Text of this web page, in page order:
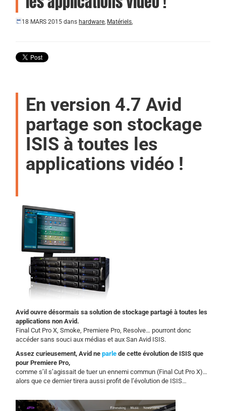
18 MARS 2015 dans hardware, Matériels,
En version 4.7 Avid
partage son stockage
ISIS à toutes les
applications vidéo !
Avid ouvre désormais sa solution de stockage partagé à toutes les
applications non Avid.
Final Cut Pro X, Smoke, Premiere Pro, Resolve… pourront donc
accéder sans souci aux médias et aux San Avid ISIS.
Assez curieusement, Avid neparle de cette évolution de ISIS que
pour Premiere Pro,
comme s’il s’agissait de tuer un ennemi commun (Final Cut Pro X)…
alors que ce dernier tirera aussi profit de l’évolution de ISIS…